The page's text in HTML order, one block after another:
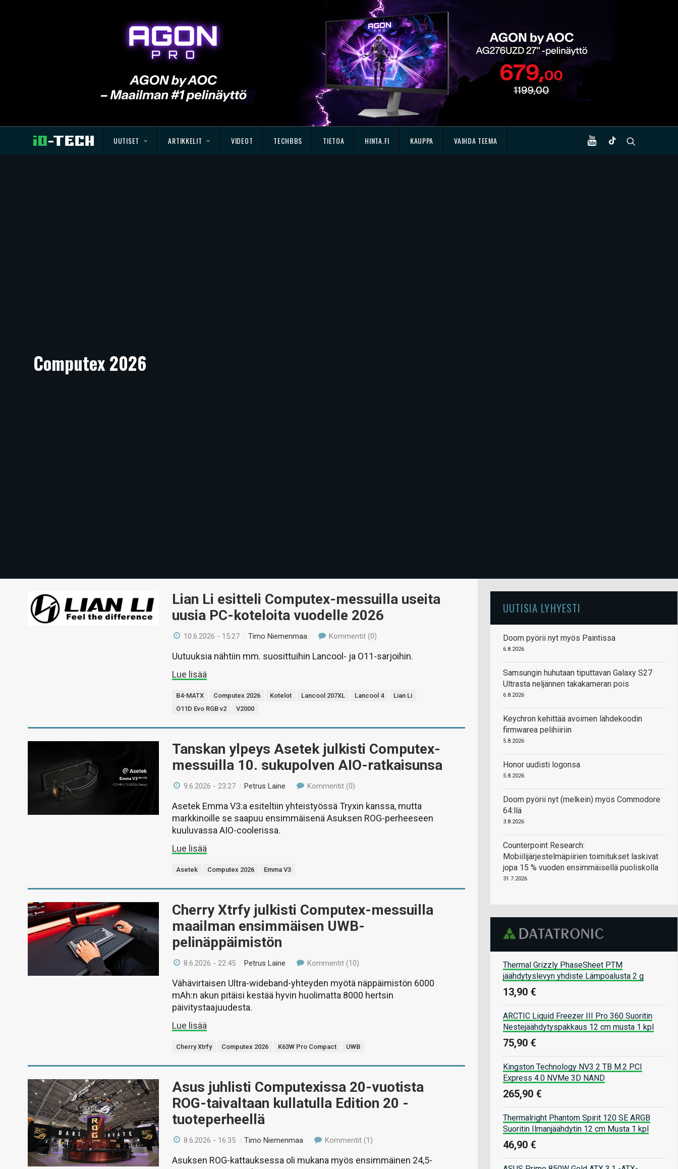
UUTISET ARTIKKELIT VIDEOT TECHBBS TIETOA HINTA.FI KAUPPA VAIHDA TEEMA
Computex 2026
Lian Li esitteli Computex-messuilla useita
uusia PC-koteloita vuodelle 2026
10.6.2026 - 15:27 /Timo Niemenmaa Kommentit (0)
Uutuuksia nähtiin mm. suosittuihin Lancool- ja O11-sarjoihin.
Lue lisää
B4-MATX Computex 2026 Kotelot Lancool 207XL Lancool 4
Lian Li
O11D Evo RGB v2
V2000
Tanskan ylpeys Asetek julkisti Computex-
messuilla 10. sukupolven AIO-ratkaisunsa
9.6.2026 - 23:27 /Petrus Laine Kommentit (0)
Asetek Emma V3:a esiteltiin yhteistyössä Tryxin kanssa, mutta
markkinoille se saapuu ensimmäisenä Asuksen ROG-perheeseen
kuuluvassa AIO-coolerissa.
Lue lisää
Asetek Computex 2026 Emma V3
Cherry Xtrfy julkisti Computex-messuilla
maailman ensimmäisen UWB-
pelinäppäimistön
8.6.2026 - 22:45 /Petrus Laine Kommentit (10)
Vähävirtaisen Ultra-wideband-yhteyden myötä näppäimistön 6000
mAh:n akun pitäisi kestää hyvin huolimatta 8000 hertsin
päivitystaajuudesta.
Lue lisää
Cherry Xtrfy Computex 2026 K63W Pro Compact UWB
Asus juhlisti Computexissa 20-vuotista
ROG-taivaltaan kullatulla Edition 20 -
tuoteperheellä
8.6.2026 - 16:35 /Timo Niemenmaa Kommentit (1)
Asuksen ROG-kattauksessa oli mukana myös ensimmäinen 24,5-
UUTISIA LYHYESTI
Doom pyörii nyt myös Paintissa
6.8.2026
Samsungin huhutaan tiputtavan Galaxy S27
Ultrasta neljännen takakameran pois
6.8.2026
Keychron kehittää avoimen lähdekoodin
firmwarea pelihiiriin
5.8.2026
Honor uudisti logonsa
5.8.2026
Doom pyörii nyt (melkein) myös Commodore
64:llä
3.8.2026
Counterpoint Research:
Mobiilijärjestelmäpiirien toimitukset laskivat
jopa 15 % vuoden ensimmäisellä puoliskolla
31.7.2026
Thermal Grizzly PhaseSheet PTM
jäähdytyslevyn yhdiste Lämpöalusta 2 g
13,90 €
ARCTIC Liquid Freezer III Pro 360 Suoritin
Nestejäähdytyspakkaus 12 cm musta 1 kpl
75,90 €
Kingston Technology NV3 2 TB M.2 PCI
Express 4.0 NVMe 3D NAND
265,90 €
Thermalright Phantom Spirit 120 SE ARGB
Suoritin Ilmanjäähdytin 12 cm Musta 1 kpl
46,90 €